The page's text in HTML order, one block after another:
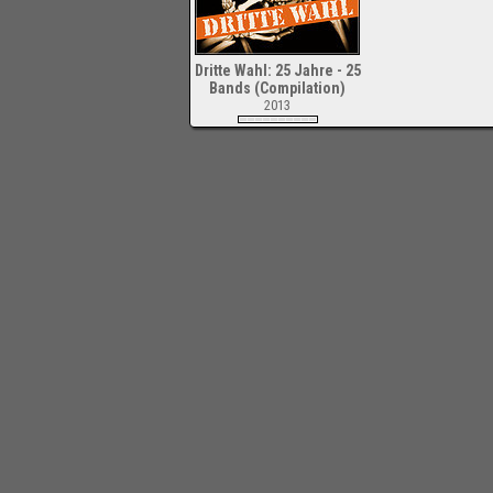
Dritte Wahl: 25 Jahre - 25
Bands (Compilation)
2013